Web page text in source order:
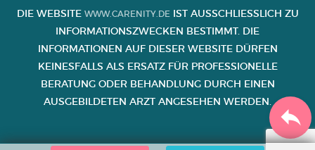
DIE WEBSITE WWW.CARENITY.DE IST AUSSCHLIESSLICH ZU I
NFORMATIONSZWECKEN BESTIMMT. DIE I
NFORMATIONEN AUF DIESER WEBSITE DÜRFEN K
EINESFALLS ALS ERSATZ FÜR PROFESSIONELLE B
ERATUNG ODER BEHANDLUNG DURCH EINEN A
USGEBILDETEN ARZT ANGESEHEN WERDEN.